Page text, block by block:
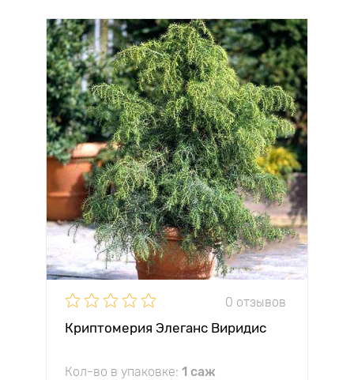
0 отзывов
Криптомерия Элеганс Виридис
Кол-во в упаковке: 1 саж